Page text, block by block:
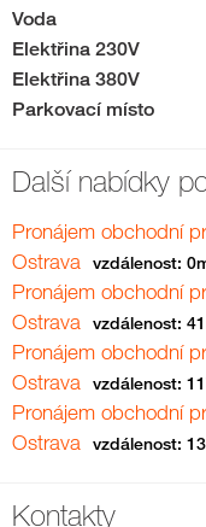
Voda
Elektřina 230V
Elektřina 380V
Parkovací místo
Další nabídky
Pronájem obchodní
Ostrava
vzdálenost:
Pronájem obchodní
Ostrava
vzdálenost:
Pronájem obchodní
Ostrava
vzdálenost:
Pronájem obchodní
Ostrava
vzdálenost:
Kontakty